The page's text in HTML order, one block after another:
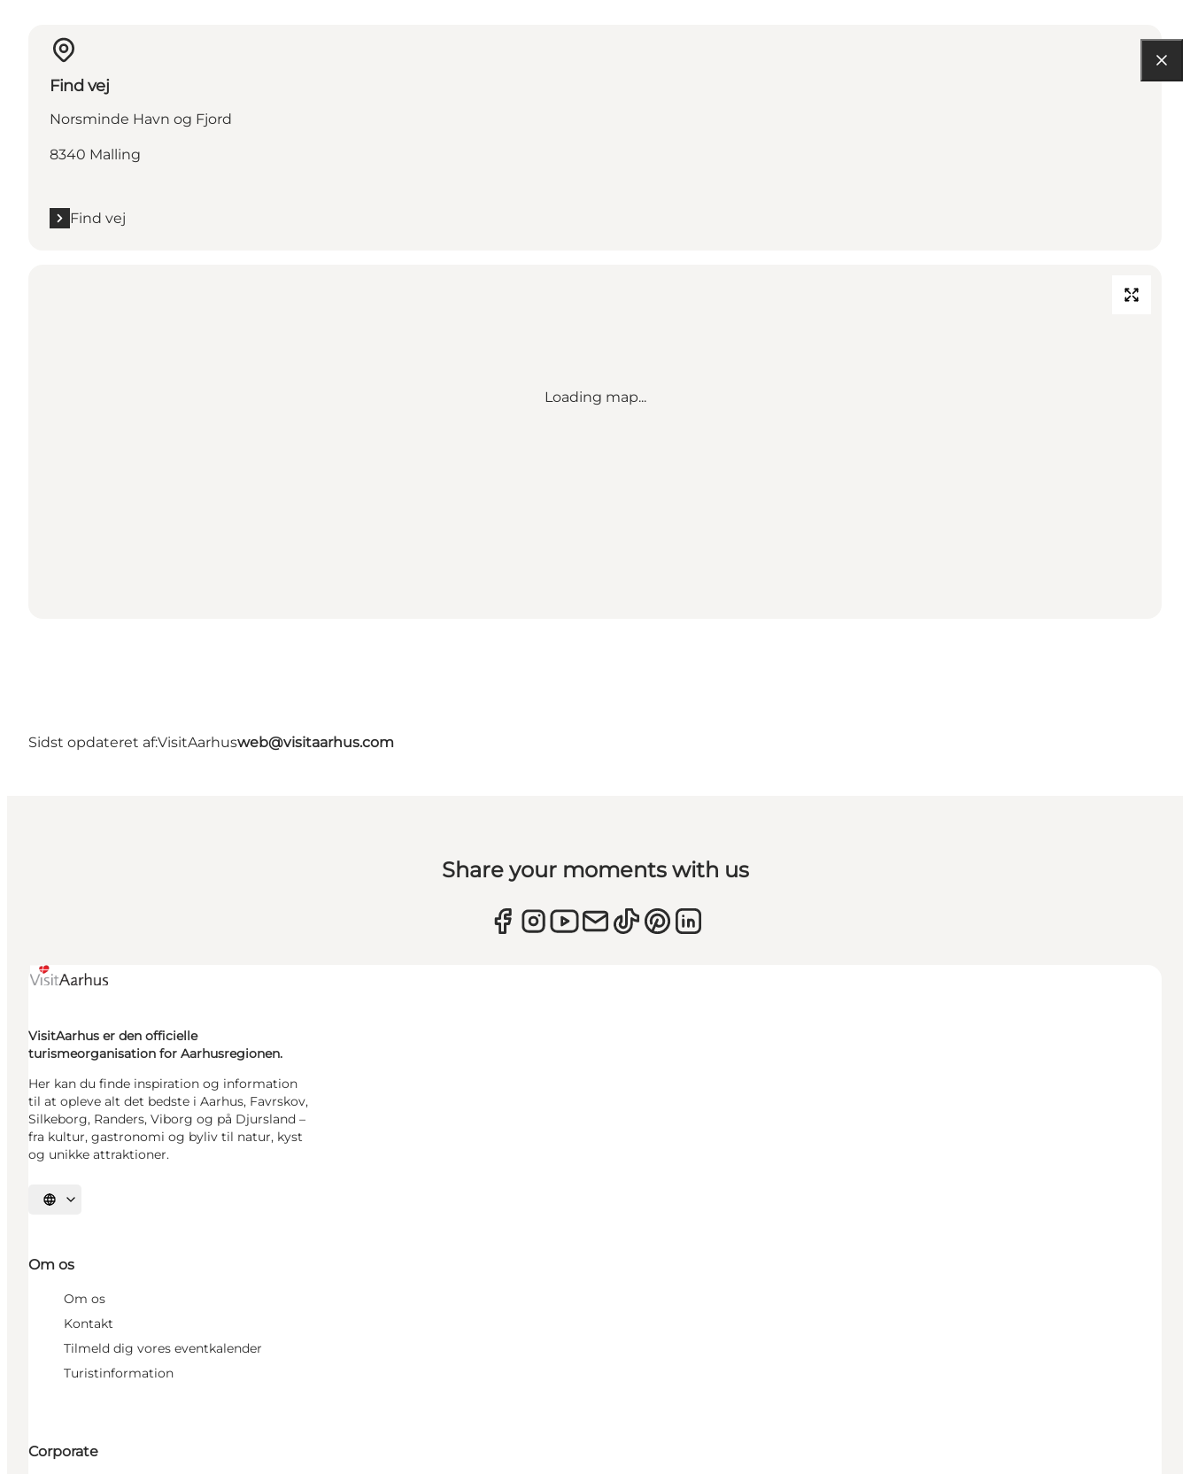
Find vej
Norsminde Havn og Fjord
8340 Malling
Find vej
Loading map...
Sidst opdateret af:VisitAarhusweb@visitaarhus.com
Share your moments with us
VisitAarhus er den officielle
turismeorganisation for Aarhusregionen.
Her kan du finde inspiration og information
til at opleve alt det bedste i Aarhus, Favrskov,
Silkeborg, Randers, Viborg og på Djursland –
fra kultur, gastronomi og byliv til natur, kyst
og unikke attraktioner.
Vælg sprog
Om os
Om os
Kontakt
Tilmeld dig vores eventkalender
Turistinformation
Corporate